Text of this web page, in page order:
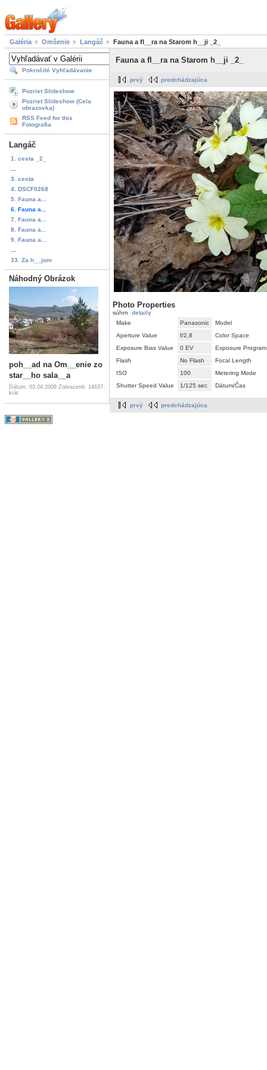
Galéria Omšenie Langáč Fauna a fl__ra na Starom h__ji _2_
Pokročilé Vyhľadávanie
Pozriet Slideshow
Pozriet Slideshow (Cela
obrazovka)
RSS Feed for this
Fotografia
Langáč
1. cesta _2_
3. cesta
4. DSCF0268
5. Fauna a...
6. Fauna a...
7. Fauna a...
8. Fauna a...
9. Fauna a...
33. Za h__jom
Náhodný Obrázok
poh__ad na Om__enie zo
star__ho sala__a
Dátum: 03.04.2009 Zobrazené: 14637-
krát
Fauna a fl__ra na Starom h__ji _2_
prvý predchádzajúca
Photo Properties
súhrn detaily
Make
Panasonic
Model
Aperture Value
f/2,8
Color Space
Exposure Bias Value
0 EV
Exposure Program
Flash
No Flash
Focal Length
ISO
100
Metering Mode
Shutter Speed Value
1/125 sec Dátum/Čas
prvý predchádzajúca